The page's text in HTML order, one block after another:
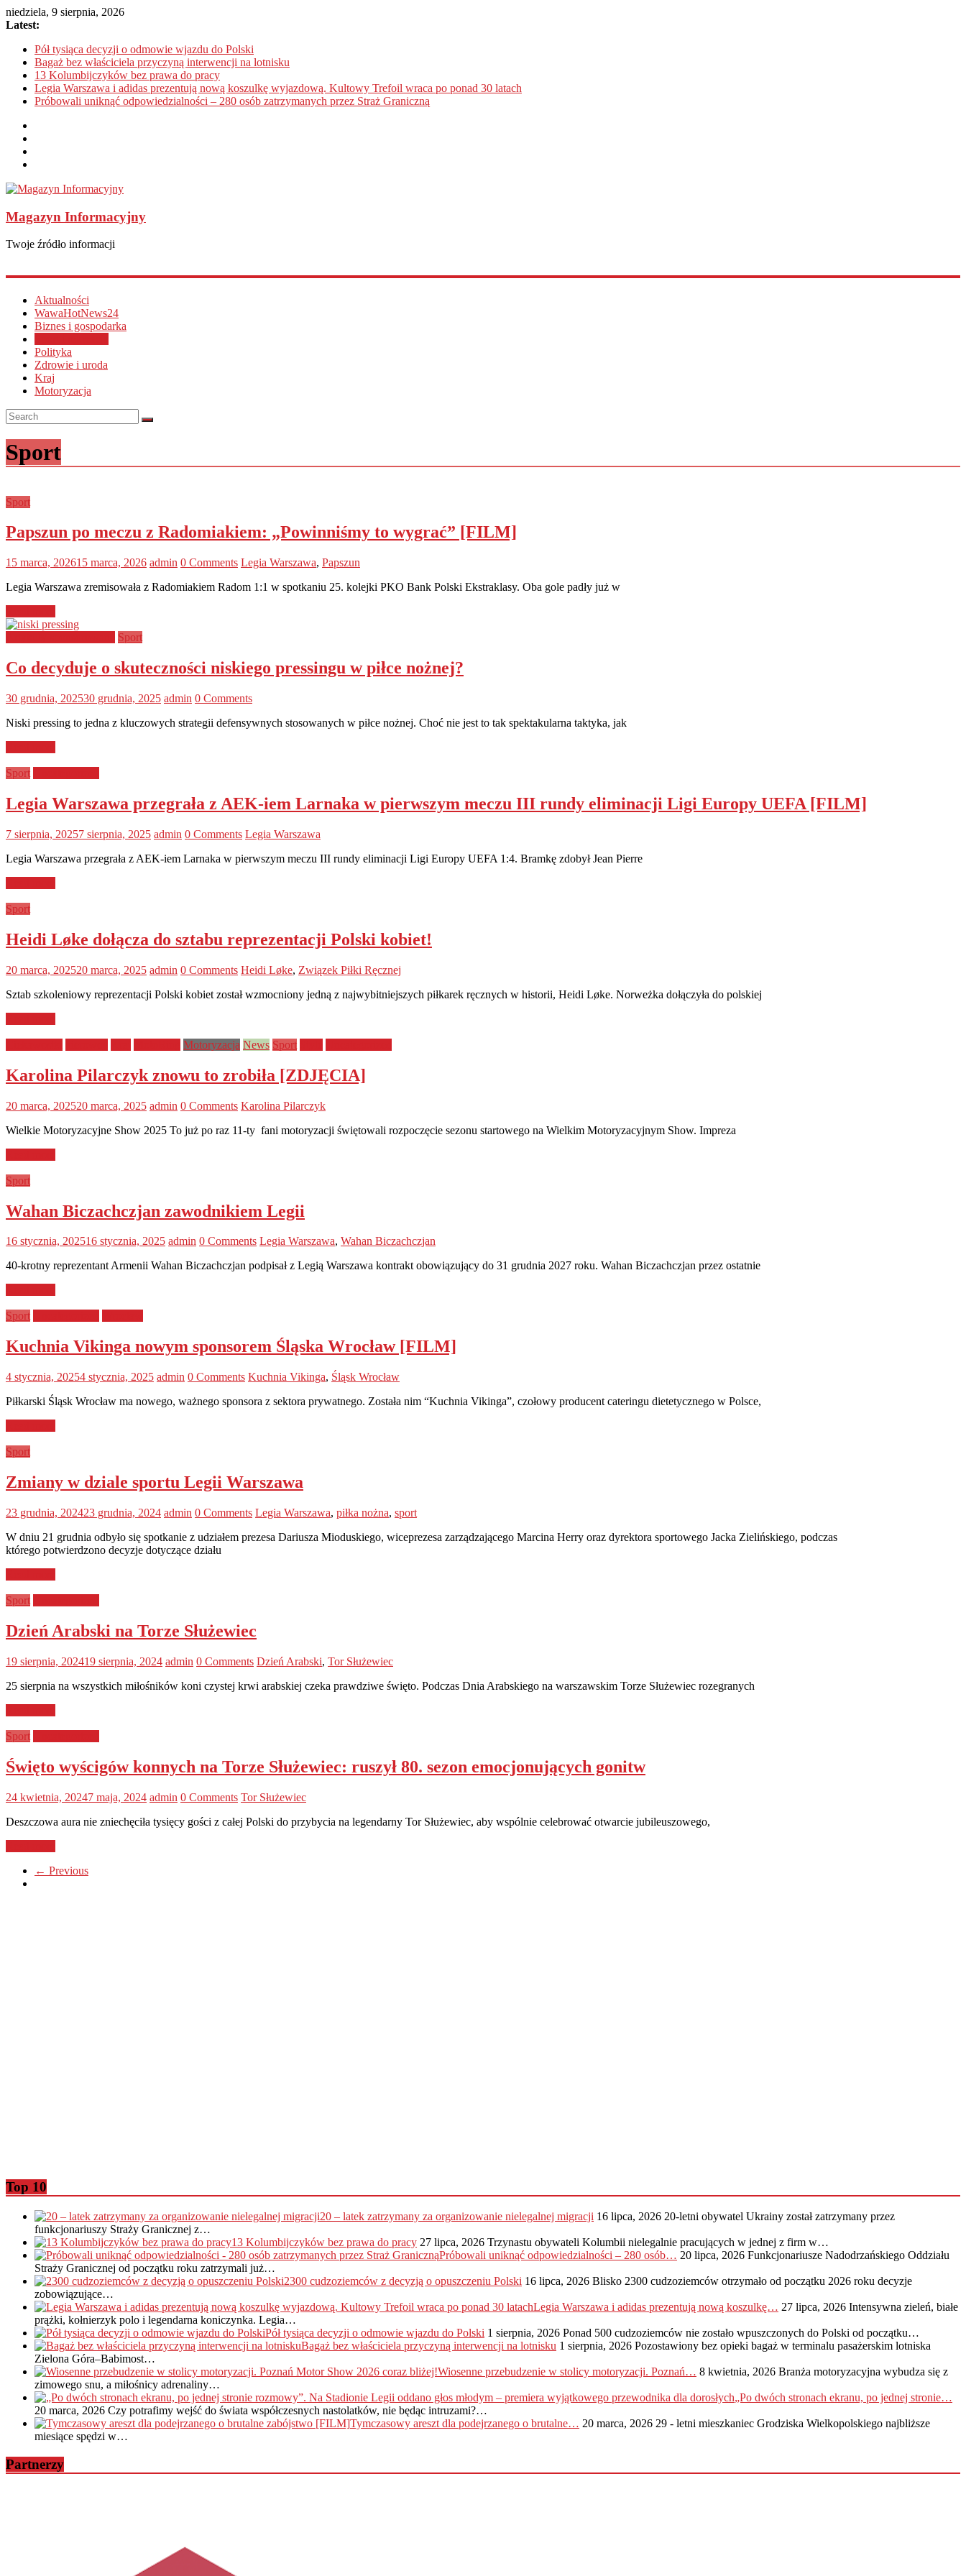
niedziela, 9 sierpnia, 2026
Latest:
Pół tysiąca decyzji o odmowie wjazdu do Polski
Bagaż bez właściciela przyczyną interwencji na lotnisku
13 Kolumbijczyków bez prawa do pracy
Legia Warszawa i adidas prezentują nową koszulkę wyjazdową. Kultowy Trefoil wraca po ponad 30 latach
Próbowali uniknąć odpowiedzialności – 280 osób zatrzymanych przez Straż Graniczną
Magazyn Informacyjny
Twoje źródło informacji
Aktualności
WawaHotNews24
Biznes i gospodarka
Polityka
Zdrowie i uroda
Kraj
Motoryzacja
Sport
Sport
Papszun po meczu z Radomiakiem: „Powinniśmy to wygrać” [FILM]
15 marca, 202615 marca, 2026 admin 0 Comments Legia Warszawa, Papszun
Legia Warszawa zremisowała z Radomiakiem Radom 1:1 w spotkaniu 25. kolejki PKO Bank Polski Ekstraklasy. Oba gole padły już w
Sport
Co decyduje o skuteczności niskiego pressingu w piłce nożnej?
30 grudnia, 202530 grudnia, 2025 admin 0 Comments
Niski pressing to jedna z kluczowych strategii defensywnych stosowanych w piłce nożnej. Choć nie jest to tak spektakularna taktyka, jak
Sport
Legia Warszawa przegrała z AEK-iem Larnaka w pierwszym meczu III rundy eliminacji Ligi Europy UEFA [FILM]
7 sierpnia, 20257 sierpnia, 2025 admin 0 Comments Legia Warszawa
Legia Warszawa przegrała z AEK-iem Larnaka w pierwszym meczu III rundy eliminacji Ligi Europy UEFA 1:4. Bramkę zdobył Jean Pierre
Sport
Heidi Løke dołącza do sztabu reprezentacji Polski kobiet!
20 marca, 202520 marca, 2025 admin 0 Comments Heidi Løke, Związek Piłki Ręcznej
Sztab szkoleniowy reprezentacji Polski kobiet został wzmocniony jedną z najwybitniejszych piłkarek ręcznych w historii, Heidi Løke. Norweżka dołączyła do polskiej
Motoryzacja News Sport
Karolina Pilarczyk znowu to zrobiła [ZDJĘCIA]
20 marca, 202520 marca, 2025 admin 0 Comments Karolina Pilarczyk
Wielkie Motoryzacyjne Show 2025 To już po raz 11-ty fani motoryzacji świętowali rozpoczęcie sezonu startowego na Wielkim Motoryzacyjnym Show. Impreza
Sport
Wahan Biczachczjan zawodnikiem Legii
16 stycznia, 202516 stycznia, 2025 admin 0 Comments Legia Warszawa, Wahan Biczachczjan
40-krotny reprezentant Armenii Wahan Biczachczjan podpisał z Legią Warszawa kontrakt obowiązujący do 31 grudnia 2027 roku. Wahan Biczachczjan przez ostatnie
Sport
Kuchnia Vikinga nowym sponsorem Śląska Wrocław [FILM]
4 stycznia, 20254 stycznia, 2025 admin 0 Comments Kuchnia Vikinga, Śląsk Wrocław
Piłkarski Śląsk Wrocław ma nowego, ważnego sponsora z sektora prywatnego. Została nim “Kuchnia Vikinga”, czołowy producent cateringu dietetycznego w Polsce,
Sport
Zmiany w dziale sportu Legii Warszawa
23 grudnia, 202423 grudnia, 2024 admin 0 Comments Legia Warszawa, piłka nożna, sport
W dniu 21 grudnia odbyło się spotkanie z udziałem prezesa Dariusza Mioduskiego, wiceprezesa zarządzającego Marcina Herry oraz dyrektora sportowego Jacka Zielińskiego, podczas
którego potwierdzono decyzje dotyczące działu
Sport
Dzień Arabski na Torze Służewiec
19 sierpnia, 202419 sierpnia, 2024 admin 0 Comments Dzień Arabski, Tor Służewiec
25 sierpnia na wszystkich miłośników koni czystej krwi arabskiej czeka prawdziwe święto. Podczas Dnia Arabskiego na warszawskim Torze Służewiec rozegranych
Sport
Święto wyścigów konnych na Torze Służewiec: ruszył 80. sezon emocjonujących gonitw
24 kwietnia, 20247 maja, 2024 admin 0 Comments Tor Służewiec
Deszczowa aura nie zniechęciła tysięcy gości z całej Polski do przybycia na legendarny Tor Służewiec, aby wspólnie celebrować otwarcie jubileuszowego,
← Previous
Top 10
20 – latek zatrzymany za organizowanie nielegalnej migracji 16 lipca, 2026 20-letni obywatel Ukrainy został zatrzymany przez
funkcjonariuszy Straży Granicznej z…
13 Kolumbijczyków bez prawa do pracy 27 lipca, 2026 Trzynastu obywateli Kolumbii nielegalnie pracujących w jednej z firm w…
Próbowali uniknąć odpowiedzialności – 280 osób… 20 lipca, 2026 Funkcjonariusze Nadodrzańskiego Oddziału
Straży Granicznej od początku roku zatrzymali już…
2300 cudzoziemców z decyzją o opuszczeniu Polski 16 lipca, 2026 Blisko 2300 cudzoziemców otrzymało od początku 2026 roku decyzje
zobowiązujące…
Legia Warszawa i adidas prezentują nową koszulkę… 27 lipca, 2026 Intensywna zieleń, białe
prążki, kołnierzyk polo i legendarna koniczynka. Legia…
Pół tysiąca decyzji o odmowie wjazdu do Polski 1 sierpnia, 2026 Ponad 500 cudzoziemców nie zostało wpuszczonych do Polski od początku…
Bagaż bez właściciela przyczyną interwencji na lotnisku 1 sierpnia, 2026 Pozostawiony bez opieki bagaż w terminalu pasażerskim lotniska
Zielona Góra–Babimost…
Wiosenne przebudzenie w stolicy motoryzacji. Poznań… 8 kwietnia, 2026 Branża motoryzacyjna wybudza się z
zimowego snu, a miłośnicy adrenaliny…
„Po dwóch stronach ekranu, po jednej stronie…
20 marca, 2026 Czy potrafimy wejść do świata współczesnych nastolatków, nie będąc intruzami?…
Tymczasowy areszt dla podejrzanego o brutalne… 20 marca, 2026 29 - letni mieszkaniec Grodziska Wielkopolskiego najbliższe
miesiące spędzi w…
Partnerzy